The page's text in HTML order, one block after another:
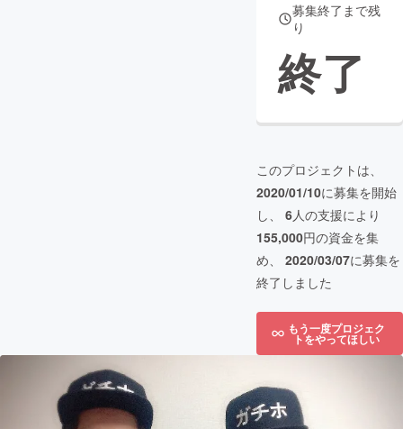
募集終了まで残
り
終了
このプロジェクトは、
2020/01/10に募集を開始
し、 6人の支援により
155,000円の資金を集
め、 2020/03/07に募集を
終了しました
もう一度プロジェク
トをやってほしい